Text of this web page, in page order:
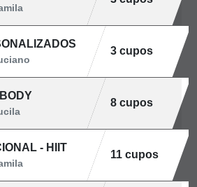
3 cupos
8 cupos
- HIIT
11 cupos